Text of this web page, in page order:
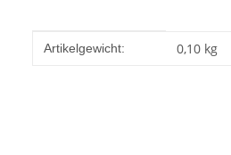
Produkteigenschaft
Wert
Artikelgewicht: 0,10 kg